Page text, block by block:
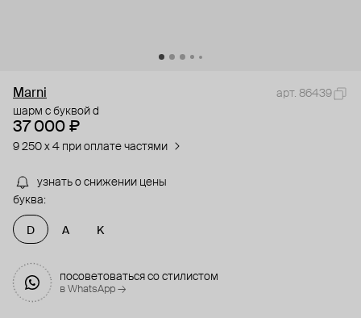
Marni
арт. 86439
шарм с буквой d
37 000 ₽
9 250 x 4 при оплате частями
узнать о снижении цены
буква:
D A K
посоветоваться со стилистом
в WhatsApp →